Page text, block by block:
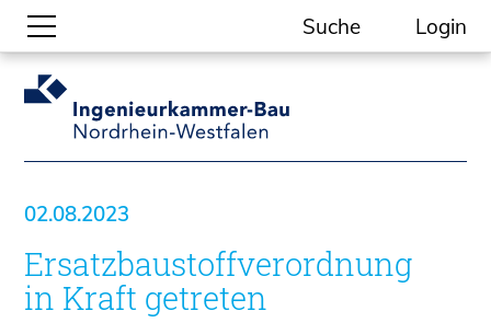
Suche
Gesellschaftliche Themen
Aktuelle Meldungen
Kein Ding ohne ING.
Ingenieurkammer-Bau NRW
Willkommen bei der Kammer
Aufgaben
Login
02.08.2023
Ersatzbaustoffverordnung
in Kraft getreten